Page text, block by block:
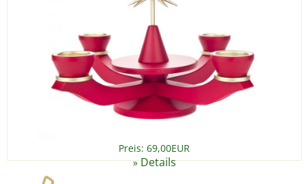
Preis: 69,00EUR
»Details